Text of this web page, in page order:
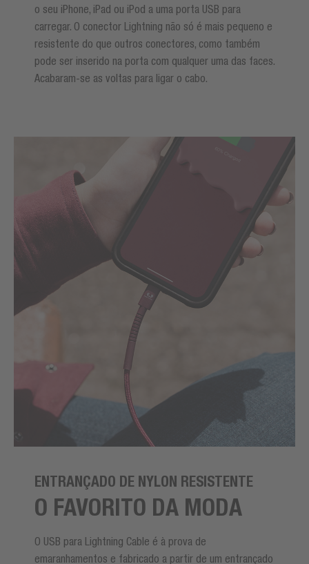
o seu iPhone, iPad ou iPod a uma porta USB para
carregar. O conector Lightning não só é mais pequeno e
resistente do que outros conectores, como também
pode ser inserido na porta com qualquer uma das faces.
Acabaram-se as voltas para ligar o cabo.
ENTRANÇADO DE NYLON RESISTENTE
O FAVORITO DA MODA
O USB para Lightning Cable é à prova de
emaranhamentos e fabricado a partir de um entrançado